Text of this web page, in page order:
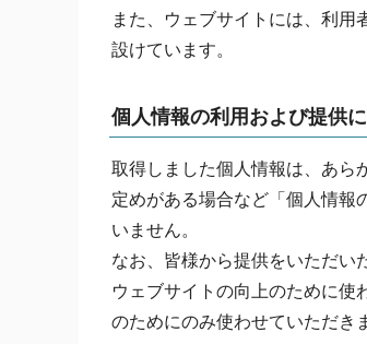
また、ウェブサイトには、利用
設けています。
個人情報の利用および提供
取得しました個人情報は、あら
定めがある場合など「個人情報
いません。
なお、皆様から提供をいただい
ウェブサイトの向上のために使
のためにのみ使わせていただき